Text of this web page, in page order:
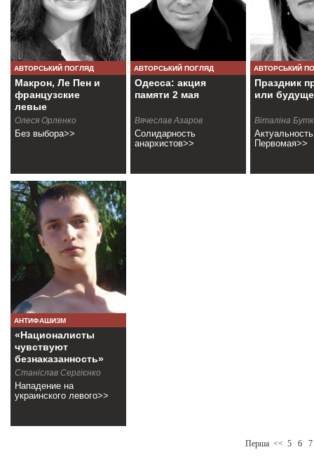
АВТОРСЬКИЙ ПОГЛЯД
Макрон, Ле Пен и
французские
левые
Олеся Орленко
Без выбора>>
АВТОРСЬКИЙ ПОГЛЯД
Одесса: акция
памяти 2 мая
Вячеслав Азаров
Солидарность
анархистов>>
АВТОРСЬКИЙ
Праздник
или
Віталіна
Актуальность
Первомая>>
АНТИФАШИЗМ
«Националисты
чувствуют
безнаказанность»
Станіслав Сергієнко
Нападение на
украинского левого>>
Перша << 5 6 7